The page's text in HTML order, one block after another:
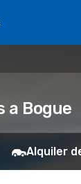
a Bogue
Alquiler